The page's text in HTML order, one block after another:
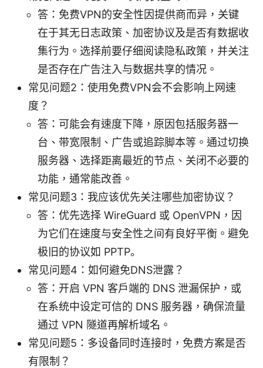
答：免费VPN的安全性因提供商而异，关键
在于其无日志政策、加密协议及是否有数据收
集行为。选择前要仔细阅读隐私政策，并关注
是否存在广告注入与数据共享的情况。
常见问题2：使用免费VPN会不会影响上网速
度？
答：可能会有速度下降，原因包括服务器一
台、带宽限制、广告或追踪脚本等。通过切换
服务器、选择距离最近的节点、关闭不必要的
功能，通常能改善。
常见问题3：我应该优先关注哪些加密协议？
答：优先选择 WireGuard 或 OpenVPN，因
为它们在速度与安全性之间有良好平衡。避免
极旧的协议如 PPTP。
常见问题4：如何避免DNS泄露？
答：开启 VPN 客户端的 DNS 泄漏保护，或
在系统中设定可信的 DNS 服务器，确保流量
通过 VPN 隧道再解析域名。
常见问题5：多设备同时连接时，免费方案是否
有限制？